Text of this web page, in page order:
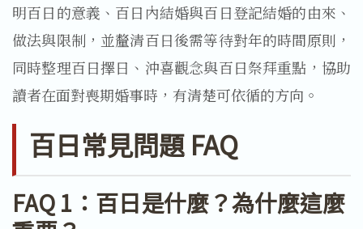
明百日的意義、百日內結婚與百日登記結婚的由來、
做法與限制，並釐清百日後需等待對年的時間原則，
同時整理百日擇日、沖喜觀念與百日祭拜重點，協助
讀者在面對喪期婚事時，有清楚可依循的方向。
百日常見問題 FAQ
FAQ 1：百日是什麼？為什麼這麼